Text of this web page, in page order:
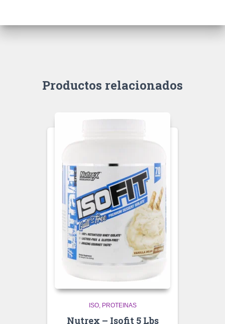
Productos relacionados
ISO PROTEINAS
Nutrex – Isofit 5 Lbs